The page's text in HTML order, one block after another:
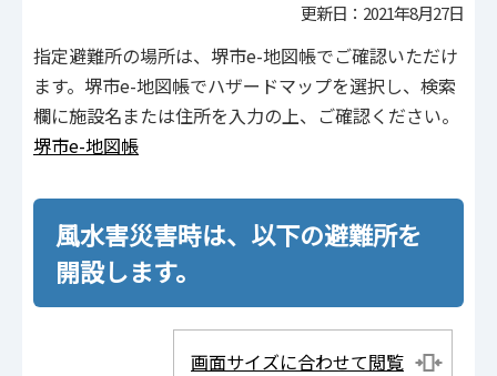
更新日：2021年8月27日
指定避難所の場所は、堺市e-地図帳でご確認いただけ
ます。堺市e-地図帳でハザードマップを選択し、検索
欄に施設名または住所を入力の上、ご確認ください。
堺市e-地図帳
風水害災害時は、以下の避難所を
開設します。
画面サイズに合わせて閲覧